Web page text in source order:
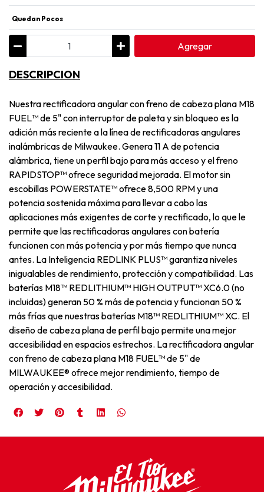
Quedan Pocos
Agregar
DESCRIPCION
Nuestra rectificadora angular con freno de cabeza plana M18
FUEL™ de 5" con interruptor de paleta y sin bloqueo es la
adición más reciente a la línea de rectificadoras angulares
inalámbricas de Milwaukee. Genera 11 A de potencia
alámbrica, tiene un perfil bajo para más acceso y el freno
RAPIDSTOP™ ofrece seguridad mejorada. El motor sin
escobillas POWERSTATE™ ofrece 8,500 RPM y una
potencia sostenida máxima para llevar a cabo las
aplicaciones más exigentes de corte y rectificado, lo que le
permite que las rectificadoras angulares con batería
funcionen con más potencia y por más tiempo que nunca
antes. La Inteligencia REDLINK PLUS™ garantiza niveles
inigualables de rendimiento, protección y compatibilidad. Las
baterías M18™ REDLITHIUM™ HIGH OUTPUT™ XC6.0 (no
incluidas) generan 50 % más de potencia y funcionan 50 %
más frías que nuestras baterías M18™ REDLITHIUM™ XC. El
diseño de cabeza plana de perfil bajo permite una mejor
accesibilidad en espacios estrechos. La rectificadora angular
con freno de cabeza plana M18 FUEL™ de 5" de
MILWAUKEE® ofrece mejor rendimiento, tiempo de
operación y accesibilidad.